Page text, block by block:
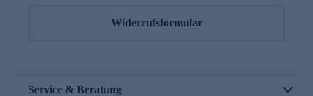
Widerrufsformular
Service & Beratung